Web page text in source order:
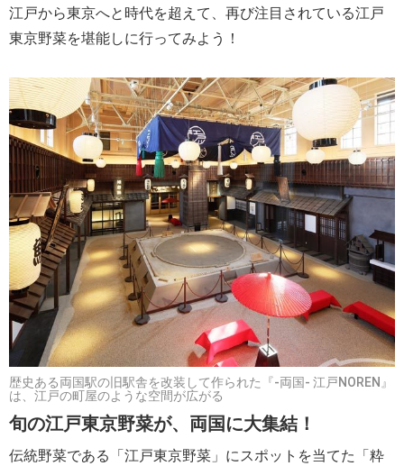
江戸から東京へと時代を超えて、再び注目されている江戸
東京野菜を堪能しに行ってみよう！
歴史ある両国駅の旧駅舎を改装して作られた『-両国- 江戸NOREN』
は、江戸の町屋のような空間が広がる
旬の江戸東京野菜が、両国に大集結！
伝統野菜である「江戸東京野菜」にスポットを当てた「粋